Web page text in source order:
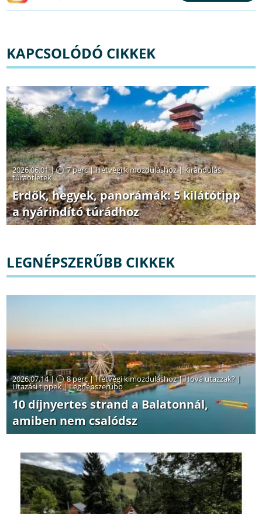
KAPCSOLÓDÓ CIKKEK
2026.06.01 | 7 perc|Hétvégi kimozduláshoz|Kirándulás,
túraötletek
Erdők, hegyek, panorámák: 5 kilátótipp
a nyárindító túrádhoz
LEGNÉPSZERŰBB CIKKEK
2026.07.14 | 8 perc|Hétvégi kimozduláshoz|Hová utazzak? |
Utazási tippek|Legnépszerűbb
10 díjnyertes strand a Balatonnál,
amiben nem csalódsz